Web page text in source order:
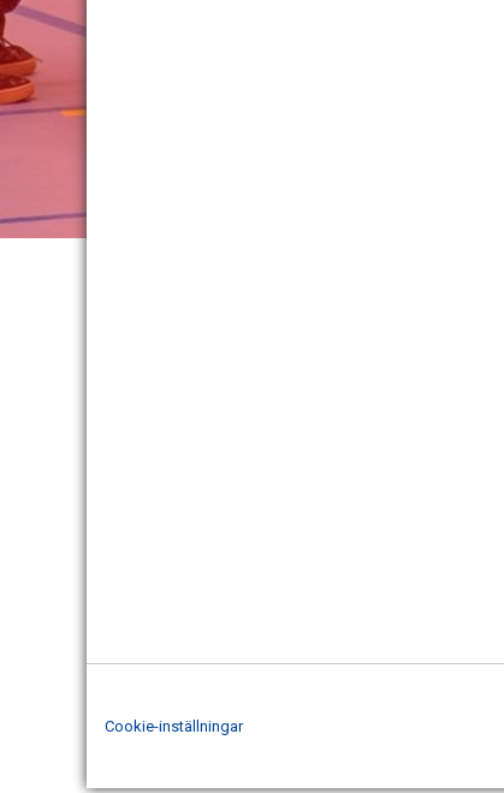
Cookie-inställningar